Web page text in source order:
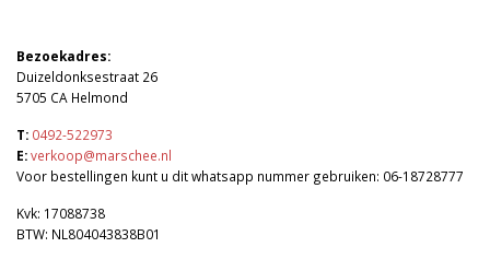
Bezoekadres:
Duizeldonksestraat 26
5705 CA Helmond
T: 0492-522973
E:verkoop@marschee.nl
Voor bestellingen kunt u dit whatsapp nummer gebruiken: 06-18728777
Kvk: 17088738
BTW: NL804043838B01